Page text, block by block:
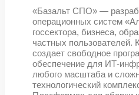
КИТ®
КИТ –